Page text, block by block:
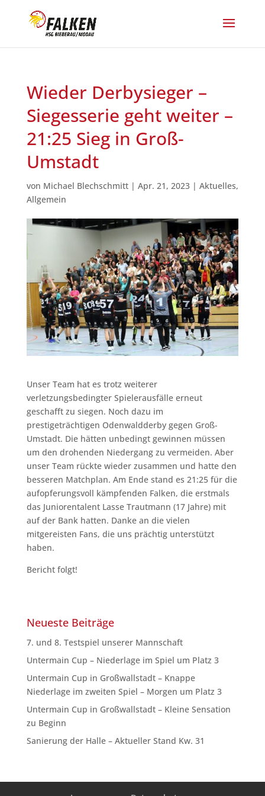
Wieder Derbysieger –
Siegesserie geht weiter –
21:25 Sieg in Groß-
Umstadt
von Michael Blechschmitt| Apr. 21, 2023| Aktuelles,
Allgemein
Unser Team hat es trotz weiterer
verletzungsbedingter Spielerausfälle erneut
geschafft zu siegen. Noch dazu im
prestigeträchtigen Odenwaldderby gegen Groß-
Umstadt. Die hätten unbedingt gewinnen müssen
um den drohenden Niedergang zu vermeiden. Aber
unser Team rückte wieder zusammen und hatte den
besseren Matchplan. Am Ende stand es 21:25 für die
aufopferungsvoll kämpfenden Falken, die erstmals
das Juniorentalent Lasse Trautmann (17 Jahre) mit
auf der Bank hatten. Danke an die vielen
mitgereisten Fans, die uns prächtig unterstützt
haben.
Bericht folgt!
Neueste Beiträge
7. und 8. Testspiel unserer Mannschaft
Untermain Cup – Niederlage im Spiel um Platz 3
Untermain Cup in Großwallstadt – Knappe
Niederlage im zweiten Spiel – Morgen um Platz 3
Untermain Cup in Großwallstadt – Kleine Sensation
zu Beginn
Sanierung der Halle – Aktueller Stand Kw. 31